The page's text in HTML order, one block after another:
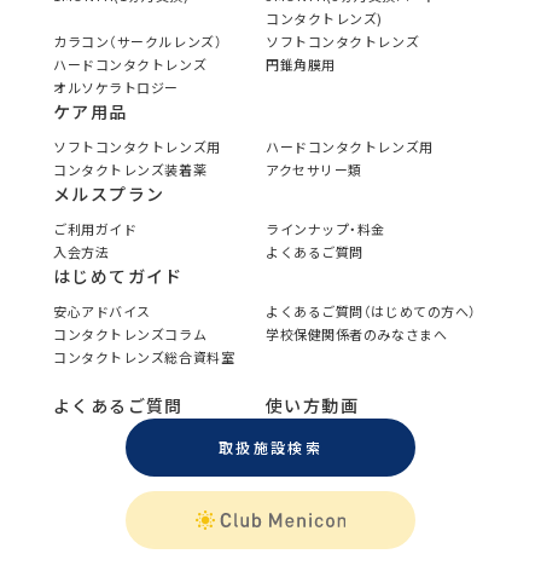
コンタクトレンズ)
カラコン（サークルレンズ）
ソフトコンタクトレンズ
ハードコンタクトレンズ
円錐角膜用
オルソケラトロジー
ケア用品
ソフトコンタクトレンズ用
ハードコンタクトレンズ用
コンタクトレンズ装着薬
アクセサリー類
メルスプラン
ご利用ガイド
ラインナップ・料金
入会方法
よくあるご質問
はじめてガイド
安心アドバイス
よくあるご質問（はじめての方へ）
コンタクトレンズコラム
学校保健関係者のみなさまへ
コンタクトレンズ総合資料室
よくあるご質問 使い方動画
取扱施設検索